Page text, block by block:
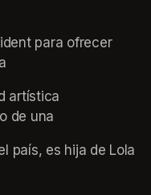
para ofrecer
artística
de una
país, es hija de Lola